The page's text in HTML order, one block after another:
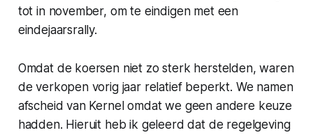
tot in november, om te eindigen met een
eindejaarsrally.
Omdat de koersen niet zo sterk herstelden, waren
de verkopen vorig jaar relatief beperkt. We namen
afscheid van Kernel omdat we geen andere keuze
hadden. Hieruit heb ik geleerd dat de regelgeving